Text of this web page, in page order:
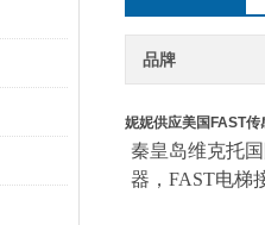
品牌
妮妮供应美国FAST传
秦皇岛维克托
器 ， FAST电梯